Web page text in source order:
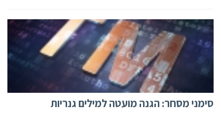
סימני מסחר: הגנה מועטה למילים גנריות